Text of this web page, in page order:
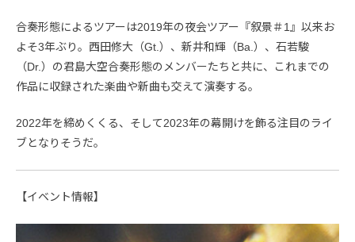
合奏形態によるツアーは2019年の夜会ツアー『叙景＃1』以来お
よそ3年ぶり。西田修大（Gt.）、新井和輝（Ba.）、石若駿
（Dr.）の君島大空合奏形態のメンバーたちと共に、これまでの
作品に収録された楽曲や新曲も交えて演奏する。
2022年を締めくくる、そして2023年の幕開けを飾る注目のライ
ブとなりそうだ。
【イベント情報】